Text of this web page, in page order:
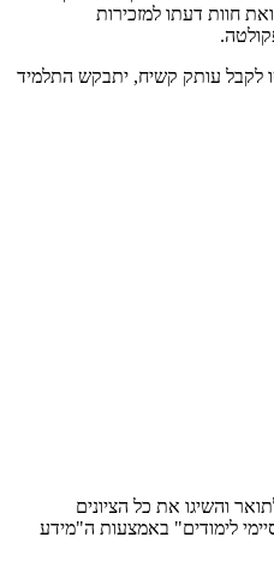
חוות דעתו למזכירות
לקבל עותק קשיח, יתבקש התלמיד
והשיגו את כל הציונים
לימודים" באמצעות ה"מידע